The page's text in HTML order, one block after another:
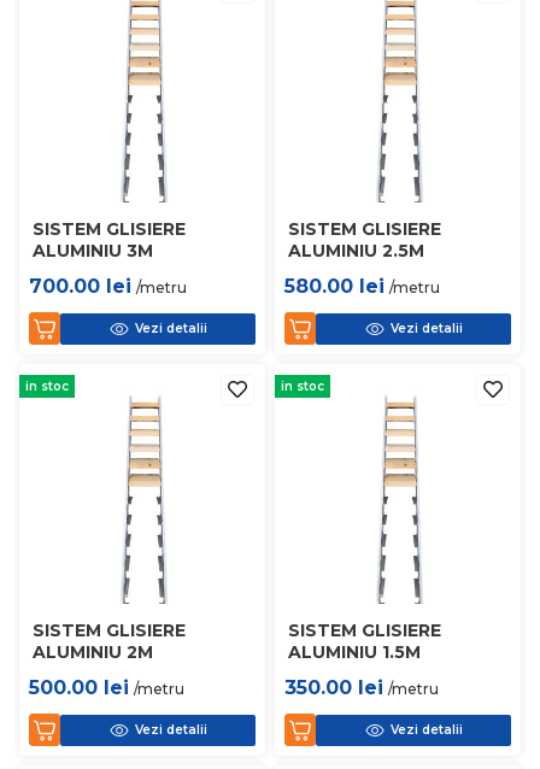
SISTEM GLISIERE
ALUMINIU 3M
700.00 lei /metru
Vezi detalii
SISTEM GLISIERE
ALUMINIU 2.5M
580.00 lei /metru
Vezi detalii
in stoc
SISTEM GLISIERE
ALUMINIU 2M
500.00 lei /metru
Vezi detalii
in stoc
SISTEM GLISIERE
ALUMINIU 1.5M
350.00 lei /metru
Vezi detalii